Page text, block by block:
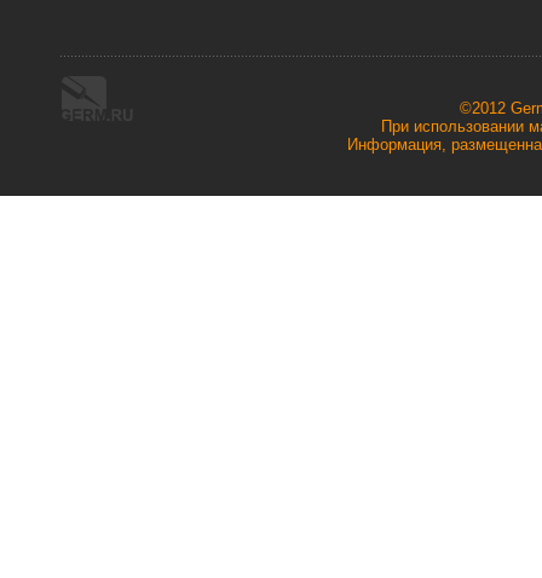
©2012
При использовании
Информация,